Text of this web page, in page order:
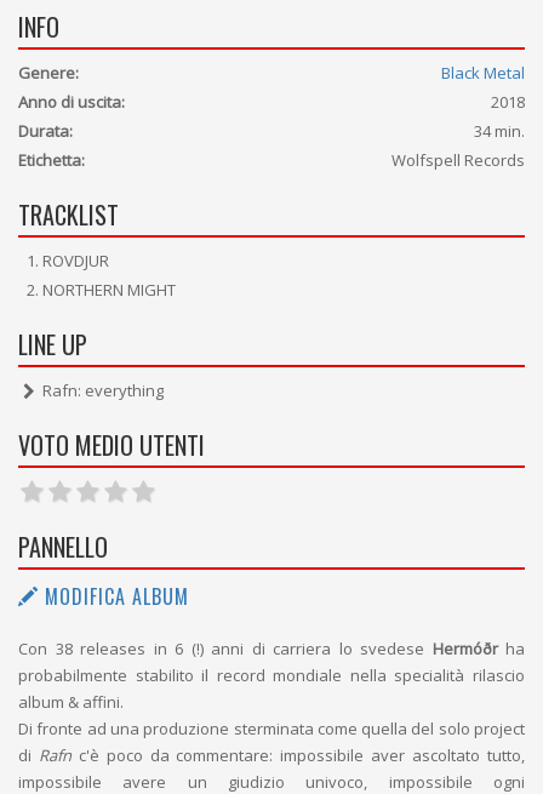
INFO
Genere:
Black Metal
Anno di uscita:
2018
Durata:
34 min.
Etichetta:
Wolfspell Records
TRACKLIST
ROVDJUR
NORTHERN MIGHT
LINE UP
Rafn: everything
VOTO MEDIO UTENTI
PANNELLO
MODIFICA ALBUM
Con 38 releases in 6 (!) anni di carriera lo svedese Hermóðr ha
probabilmente stabilito il record mondiale nella specialità rilascio
album & affini.
Di fronte ad una produzione sterminata come quella del solo project
di Rafnc'è poco da commentare: impossibile aver ascoltato tutto,
impossibile avere un giudizio univoco, impossibile ogni